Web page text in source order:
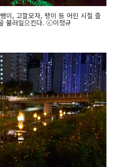
이, 고깔모자, 팽이 등 어린 시절 즐
불러일으킨다. ⓒ이정규